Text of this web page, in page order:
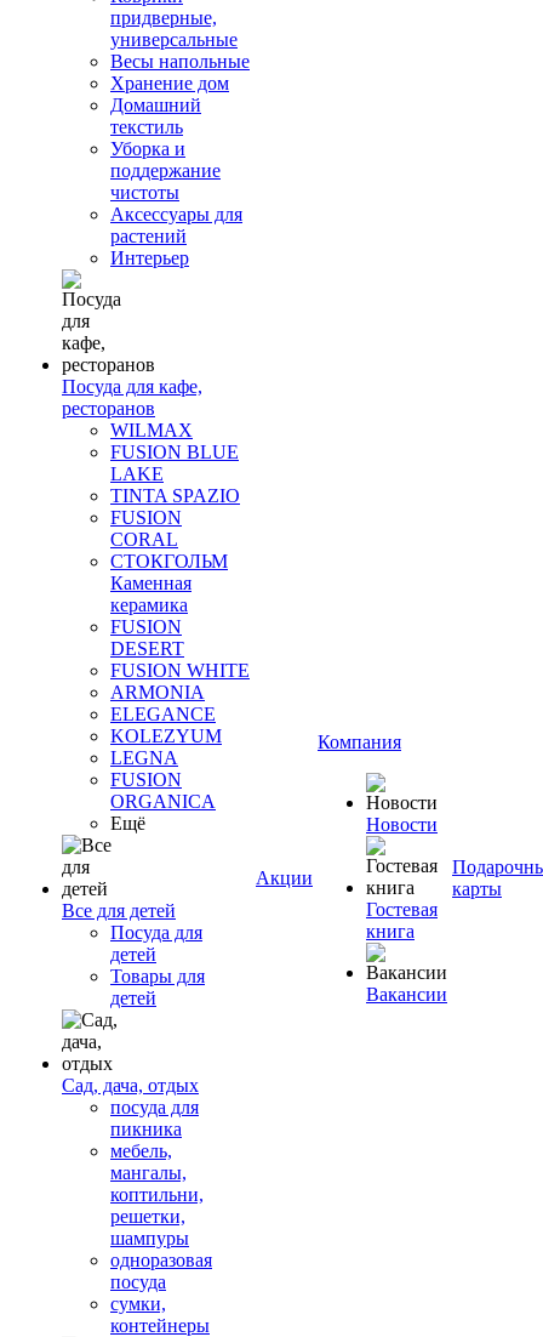
придверные,
универсальные
Весы напольные
Хранение дом
Домашний
текстиль
Уборка и
поддержание
чистоты
Аксессуары для
растений
Интерьер
Посуда для кафе,
ресторанов
WILMAX
FUSION BLUE
LAKE
TINTA SPAZIO
FUSION
CORAL
СТОКГОЛЬМ
Каменная
керамика
FUSION
DESERT
FUSION WHITE
ARMONIA
ELEGANCE
KOLEZYUM
LEGNA
FUSION
ORGANICA
Ещё
Все для детей
Посуда для
детей
Товары для
детей
Сад, дача, отдых
посуда для
пикника
мебель,
мангалы,
коптильни,
решетки,
шампуры
одноразовая
посуда
сумки,
контейнеры
Акции
Компания
Новости
Гостевая
книга
Вакансии
карты